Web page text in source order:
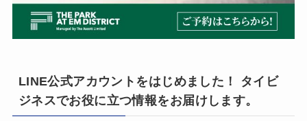
LINE公式アカウントをはじめました！ タイビ
ジネスでお役に立つ情報をお届けします。